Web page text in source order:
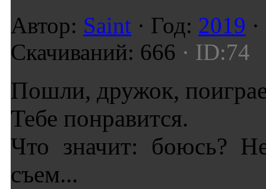
Автор: Saint · Год: 2019
Скачиваний: 666 · ID:74
Пошли, дружок,
Тебе понравится.
Что значит: боюсь?
съем...